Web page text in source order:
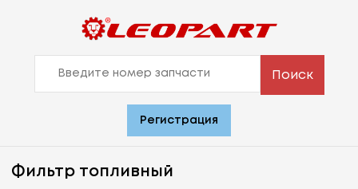
Поиск
Регистрация
Фильтр топливный